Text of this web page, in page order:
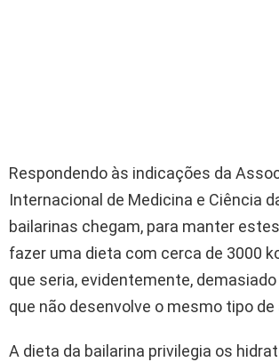
Respondendo às indicações da
Internacional de Medicina e Ciência
bailarinas chegam, para manter
fazer uma dieta com cerca de 3000
que seria, evidentemente,
que não desenvolve o mesmo tipo de
A dieta da bailarina privilegia os